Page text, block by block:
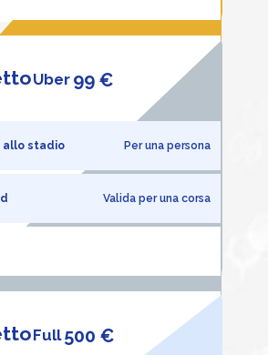
Uber 99 €
allo stadio Per una persona
Valida per una corsa
Full500 €